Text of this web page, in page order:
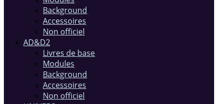
Background
Accessoires
Non officiel
AD&D2
Livres de base
Modules
Background
Accessoires
Non officiel